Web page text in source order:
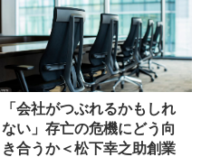
「会社がつぶれるかもしれ
ない」存亡の危機にどう向
き合うか＜松下幸之助創業